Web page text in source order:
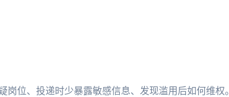
位、投递时少暴露敏感信息、发现滥用后如何维权。